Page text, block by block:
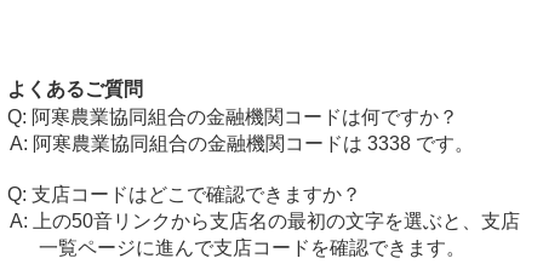
よくあるご質問
阿寒農業協同組合の金融機関コードは何ですか？
阿寒農業協同組合の金融機関コードは 3338 です。
支店コードはどこで確認できますか？
上の50音リンクから支店名の最初の文字を選ぶと、支店
一覧ページに進んで支店コードを確認できます。